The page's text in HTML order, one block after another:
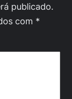
publicado.
com *